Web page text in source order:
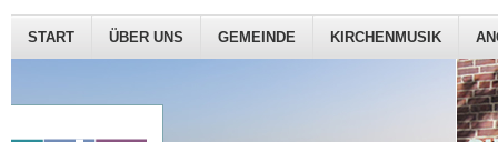
START ÜBER UNS GEMEINDE KIRCHENMUSIK